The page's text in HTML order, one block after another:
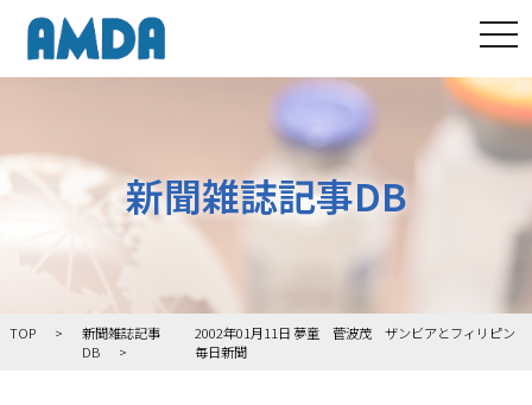
新聞雑誌記事DB
TOP
新聞雑誌記事
DB
2002年01月11日 夢童 菅波茂 ザンビアとフィリピン
毎日新聞